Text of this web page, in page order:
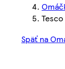
Späť na